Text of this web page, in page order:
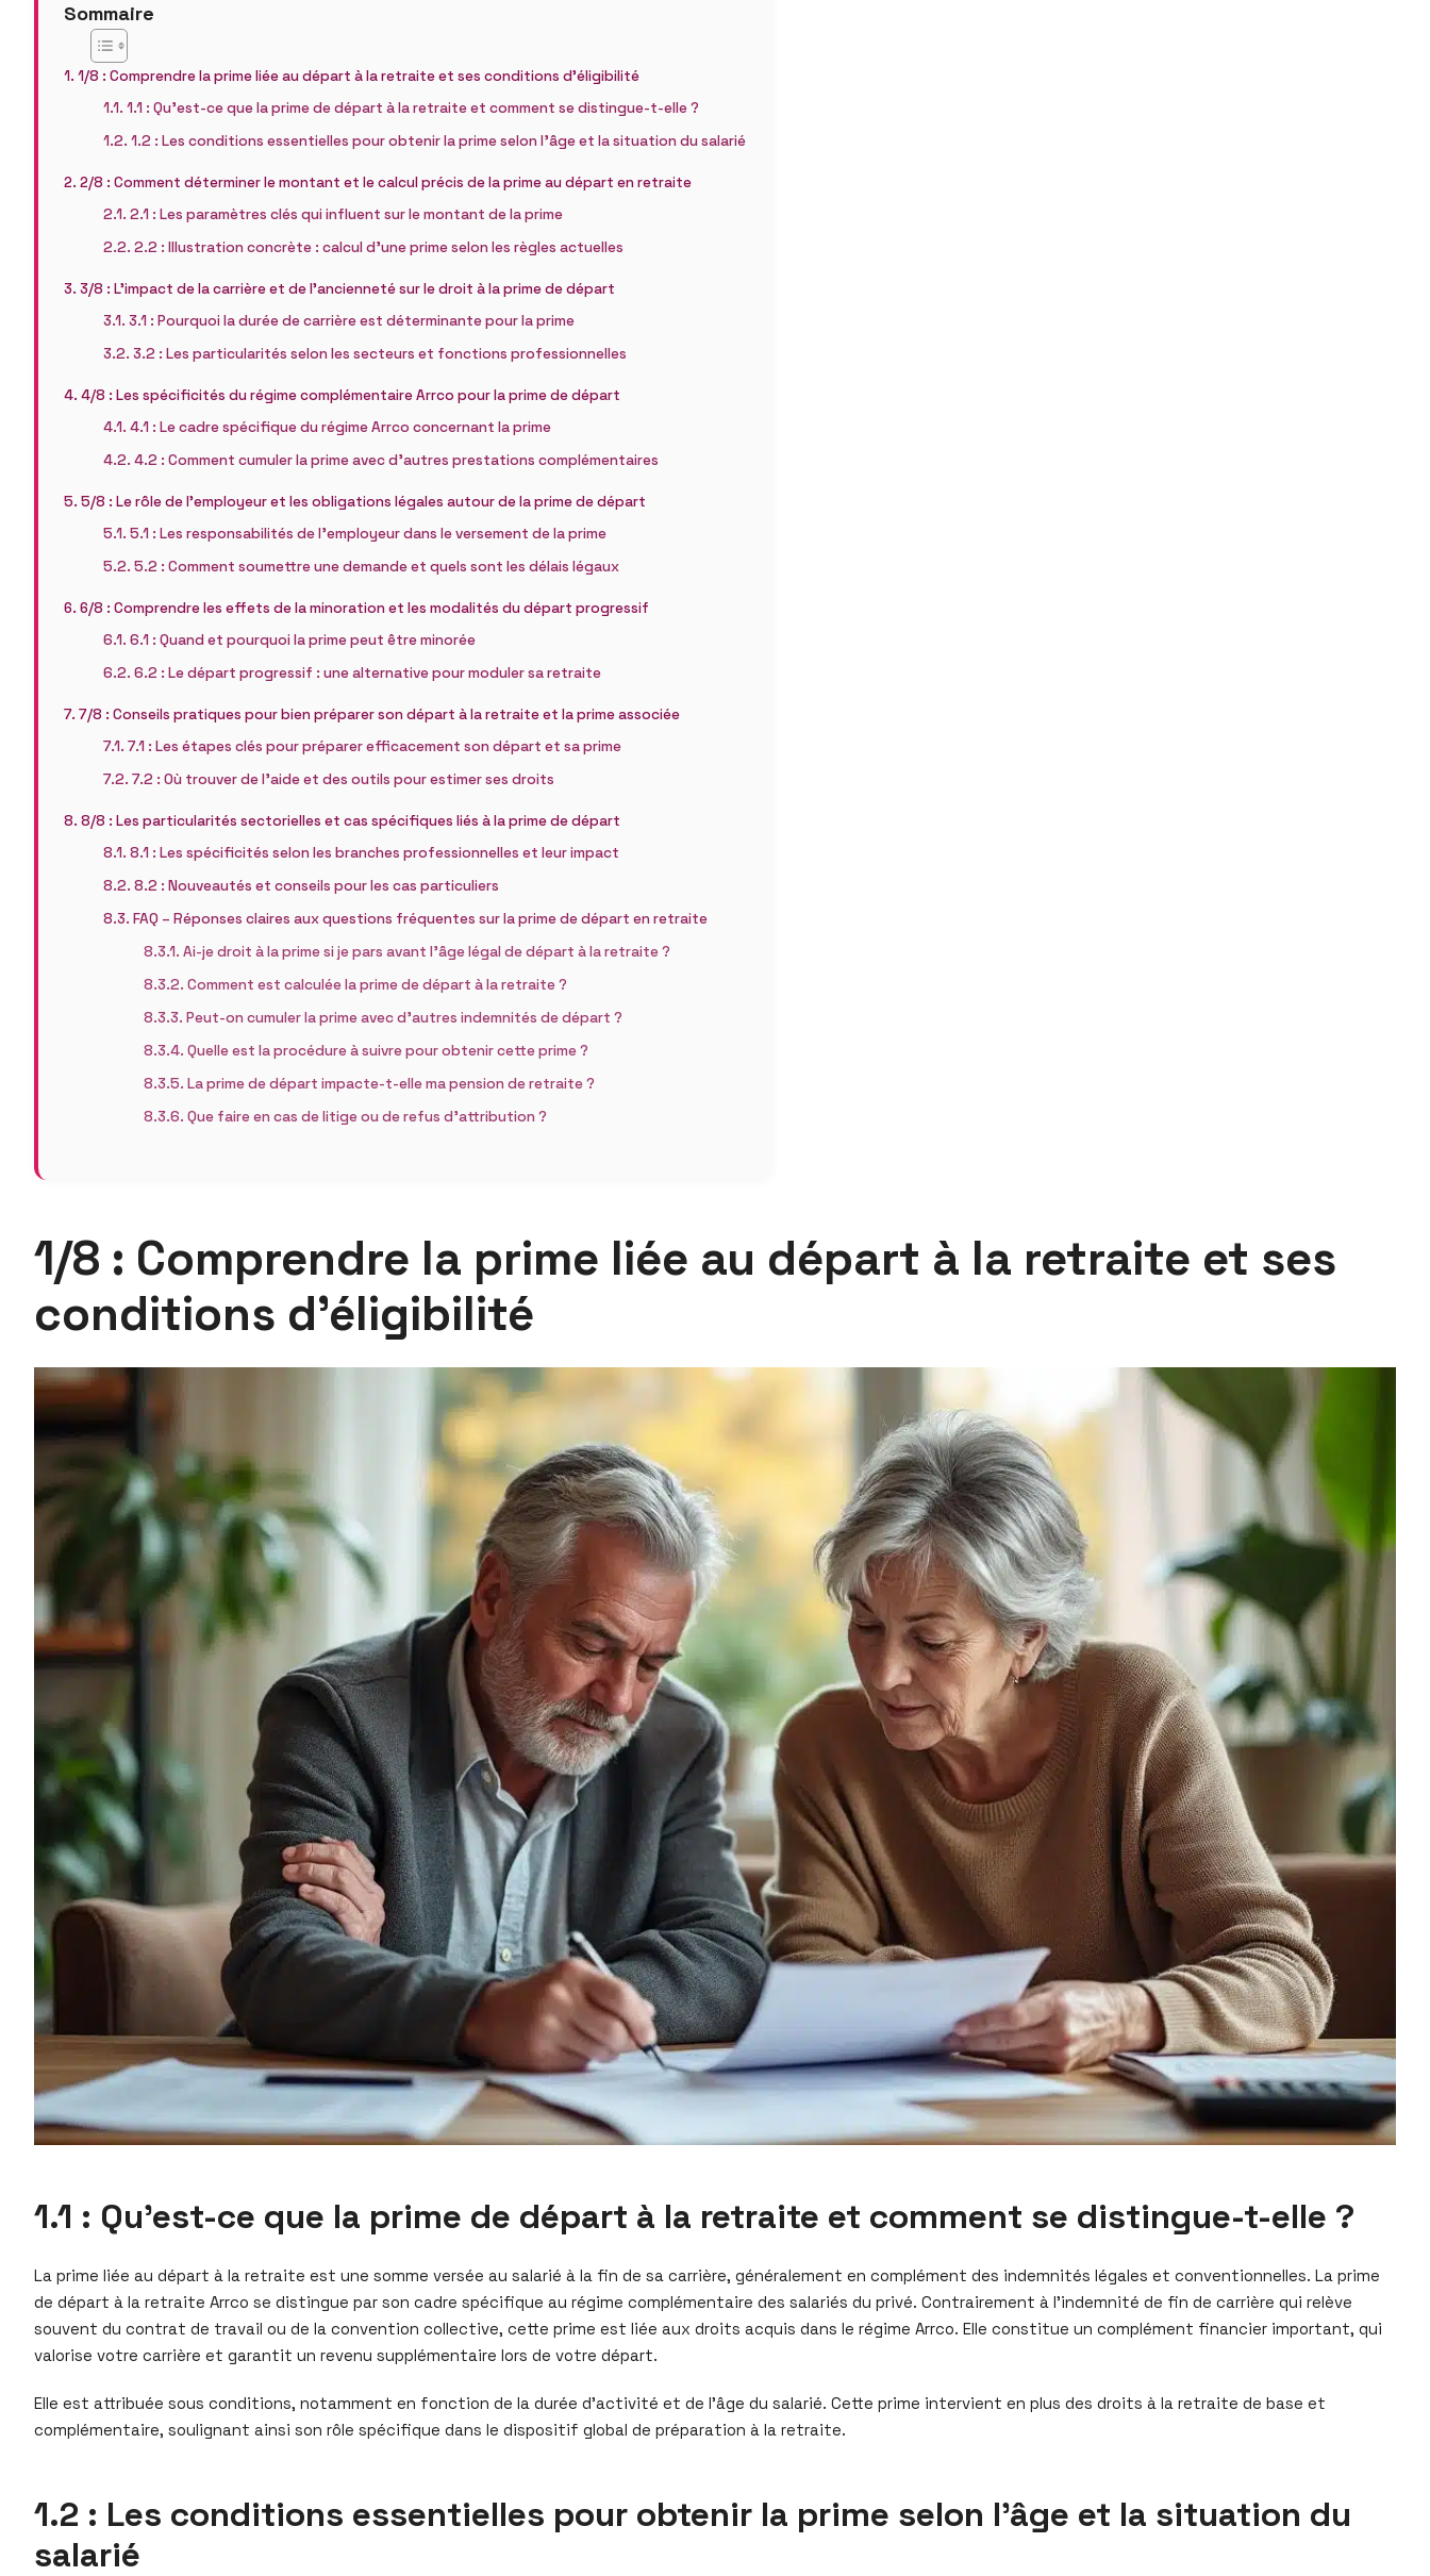
Sommaire
1/8 : Comprendre la prime liée au départ à la retraite et ses conditions d’éligibilité
1.1 : Qu’est-ce que la prime de départ à la retraite et comment se distingue-t-elle ?
1.2 : Les conditions essentielles pour obtenir la prime selon l’âge et la situation du salarié
2/8 : Comment déterminer le montant et le calcul précis de la prime au départ en retraite
2.1 : Les paramètres clés qui influent sur le montant de la prime
2.2 : Illustration concrète : calcul d’une prime selon les règles actuelles
3/8 : L’impact de la carrière et de l’ancienneté sur le droit à la prime de départ
3.1 : Pourquoi la durée de carrière est déterminante pour la prime
3.2 : Les particularités selon les secteurs et fonctions professionnelles
4/8 : Les spécificités du régime complémentaire Arrco pour la prime de départ
4.1 : Le cadre spécifique du régime Arrco concernant la prime
4.2 : Comment cumuler la prime avec d’autres prestations complémentaires
5/8 : Le rôle de l’employeur et les obligations légales autour de la prime de départ
5.1 : Les responsabilités de l’employeur dans le versement de la prime
5.2 : Comment soumettre une demande et quels sont les délais légaux
6/8 : Comprendre les effets de la minoration et les modalités du départ progressif
6.1 : Quand et pourquoi la prime peut être minorée
6.2 : Le départ progressif : une alternative pour moduler sa retraite
7/8 : Conseils pratiques pour bien préparer son départ à la retraite et la prime associée
7.1 : Les étapes clés pour préparer efficacement son départ et sa prime
7.2 : Où trouver de l’aide et des outils pour estimer ses droits
8/8 : Les particularités sectorielles et cas spécifiques liés à la prime de départ
8.1 : Les spécificités selon les branches professionnelles et leur impact
8.2 : Nouveautés et conseils pour les cas particuliers
FAQ – Réponses claires aux questions fréquentes sur la prime de départ en retraite
Ai-je droit à la prime si je pars avant l’âge légal de départ à la retraite ?
Comment est calculée la prime de départ à la retraite ?
Peut-on cumuler la prime avec d’autres indemnités de départ ?
Quelle est la procédure à suivre pour obtenir cette prime ?
La prime de départ impacte-t-elle ma pension de retraite ?
Que faire en cas de litige ou de refus d’attribution ?
1/8 : Comprendre la prime liée au départ à la retraite et ses
conditions d’éligibilité
1.1 : Qu’est-ce que la prime de départ à la retraite et comment se distingue-t-elle ?
La prime liée au départ à la retraite est une somme versée au salarié à la fin de sa carrière, généralement en complément des indemnités légales et conventionnelles. La prime
de départ à la retraite Arrco se distingue par son cadre spécifique au régime complémentaire des salariés du privé. Contrairement à l’indemnité de fin de carrière qui relève
souvent du contrat de travail ou de la convention collective, cette prime est liée aux droits acquis dans le régime Arrco. Elle constitue un complément financier important, qui
valorise votre carrière et garantit un revenu supplémentaire lors de votre départ.
Elle est attribuée sous conditions, notamment en fonction de la durée d’activité et de l’âge du salarié. Cette prime intervient en plus des droits à la retraite de base et
complémentaire, soulignant ainsi son rôle spécifique dans le dispositif global de préparation à la retraite.
1.2 : Les conditions essentielles pour obtenir la prime selon l’âge et la situation du
salarié